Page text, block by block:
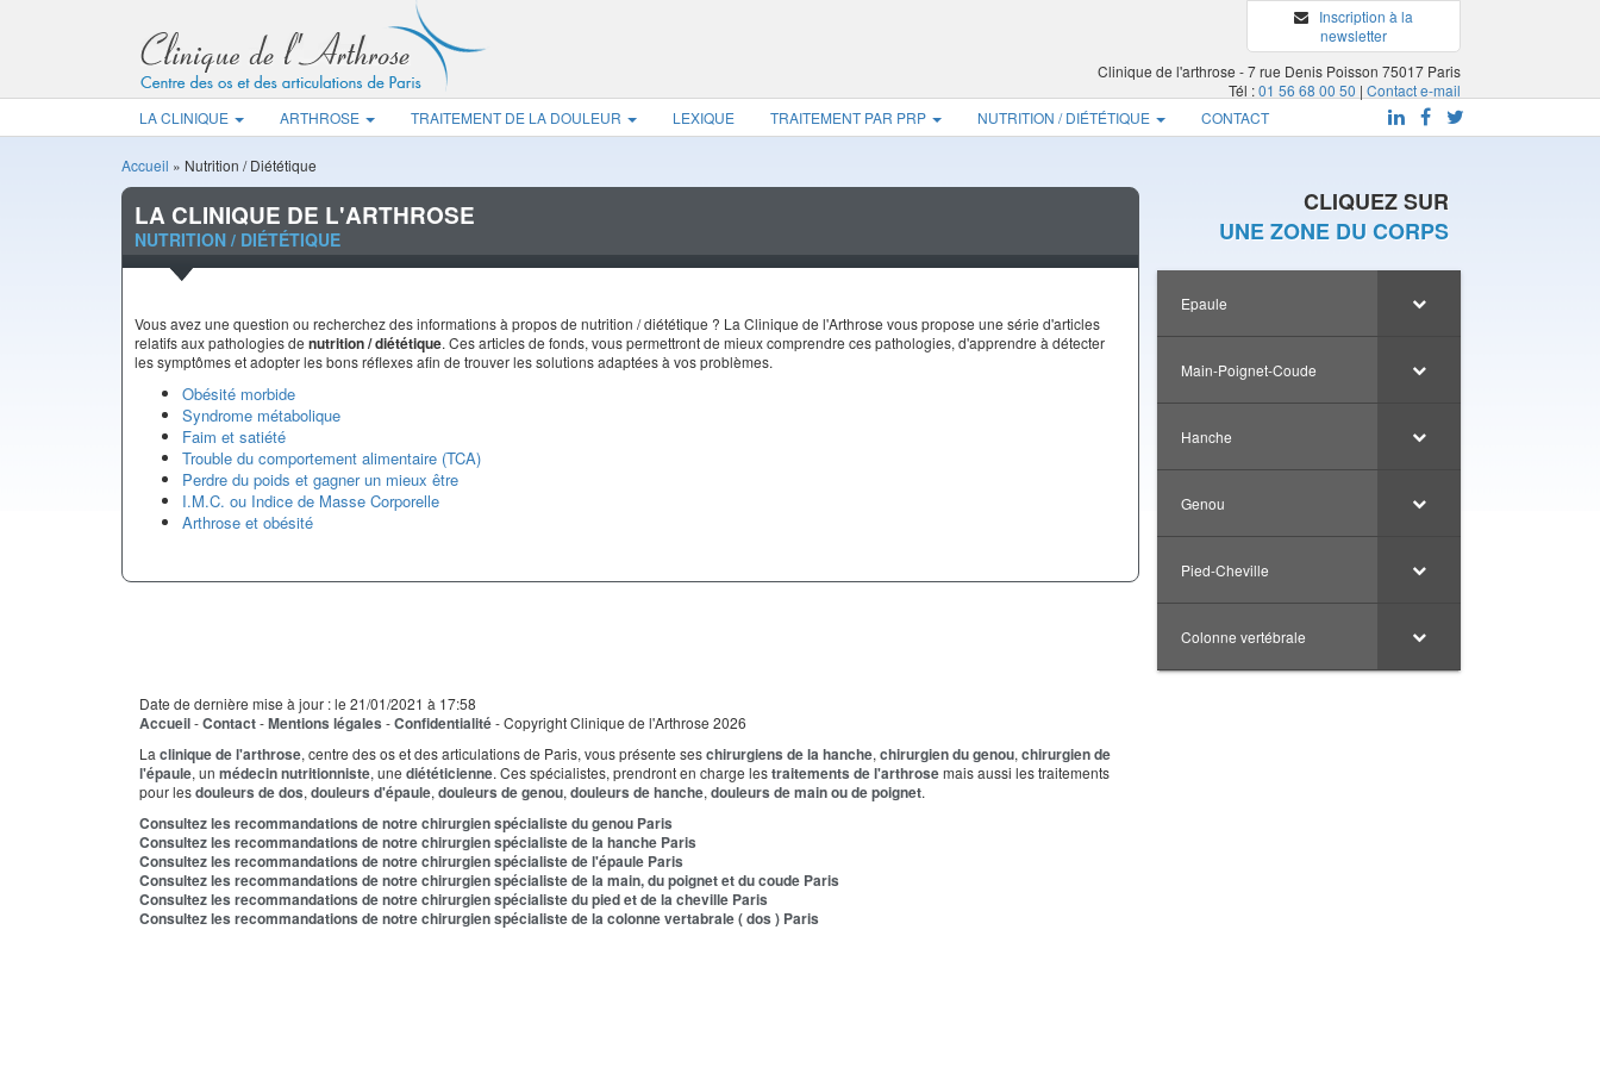
Inscription à la
newsletter
Clinique de l'arthrose - 7 rue Denis Poisson 75017 Paris
Tél :01 56 68 00 50 | Contact e-mail
LA CLINIQUE
ARTHROSE TRAITEMENT DE LA DOULEUR LEXIQUE TRAITEMENT PAR PRP NUTRITION / DIÉTÉTIQUE CONTACT
Accueil » Nutrition / Diététique
LA CLINIQUE DE L'ARTHROSE
NUTRITION / DIÉTÉTIQUE
Vous avez une question ou recherchez des informations à propos de nutrition / diététique ? La Clinique de l'Arthrose vous propose une série d'articles
relatifs aux pathologies de nutrition / diététique. Ces articles de fonds, vous permettront de mieux comprendre ces pathologies, d'apprendre à détecter
les symptômes et adopter les bons réflexes afin de trouver les solutions adaptées à vos problèmes.
Obésité morbide
Syndrome métabolique
Faim et satiété
Trouble du comportement alimentaire (TCA)
Perdre du poids et gagner un mieux être
I.M.C. ou Indice de Masse Corporelle
Arthrose et obésité
CLIQUEZ SUR
UNE ZONE DU CORPS
Epaule
Main-Poignet-Coude
Hanche
Genou
Pied-Cheville
Colonne vertébrale
Date de dernière mise à jour : le 21/01/2021 à 17:58
Accueil-Contact-Mentions légales -Confidentialité- Copyright Clinique de l'Arthrose 2026
La clinique de l'arthrose, centre des os et des articulations de Paris, vous présente seschirurgiens de la hanche, chirurgien du genou, chirurgien de
l'épaule, un médecin nutritionniste, une diététicienne. Ces spécialistes, prendront en charge lestraitements de l'arthrosemais aussi les traitements
pour lesdouleurs de dos, douleurs d'épaule, douleurs de genou, douleurs de hanche, douleurs de main ou de poignet.
Consultez les recommandations de notre chirurgien spécialiste du genou Paris
Consultez les recommandations de notre chirurgien spécialiste de la hanche Paris
Consultez les recommandations de notre chirurgien spécialiste de l'épaule Paris
Consultez les recommandations de notre chirurgien spécialiste de la main, du poignet et du coude Paris
Consultez les recommandations de notre chirurgien spécialiste du pied et de la cheville Paris
Consultez les recommandations de notre chirurgien spécialiste de la colonne vertabrale ( dos ) Paris